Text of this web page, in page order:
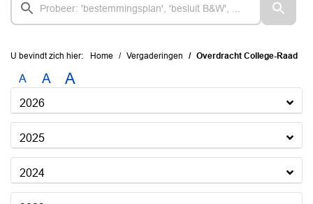
U bevindt zich hier: Home Vergaderingen Overdracht College-Raad
A A A
2026
2025
2024